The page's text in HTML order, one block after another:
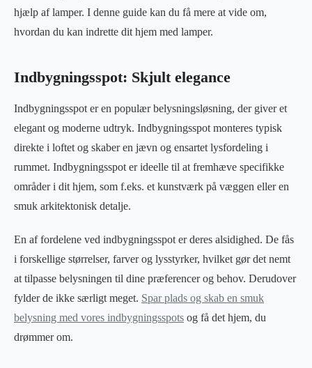
hjælp af lamper. I denne guide kan du få mere at vide om,
hvordan du kan indrette dit hjem med lamper.
Indbygningsspot: Skjult elegance
Indbygningsspot er en populær belysningsløsning, der giver et
elegant og moderne udtryk. Indbygningsspot monteres typisk
direkte i loftet og skaber en jævn og ensartet lysfordeling i
rummet. Indbygningsspot er ideelle til at fremhæve specifikke
områder i dit hjem, som f.eks. et kunstværk på væggen eller en
smuk arkitektonisk detalje.
En af fordelene ved indbygningsspot er deres alsidighed. De fås
i forskellige størrelser, farver og lysstyrker, hvilket gør det nemt
at tilpasse belysningen til dine præferencer og behov. Derudover
fylder de ikke særligt meget. Spar plads og skab en smuk
belysning med vores indbygningsspots og få det hjem, du
drømmer om.